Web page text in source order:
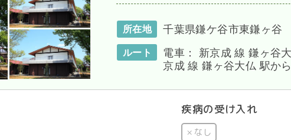
所在地 千葉県鎌ケ谷市東鎌ヶ谷
ルート
電車： 新京成 線 鎌ヶ谷
京成 線 鎌ヶ谷大仏 駅か
疾病の受け入れ
なし